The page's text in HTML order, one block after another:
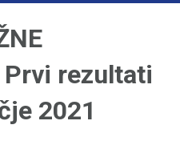
Prvi rezultati
2021